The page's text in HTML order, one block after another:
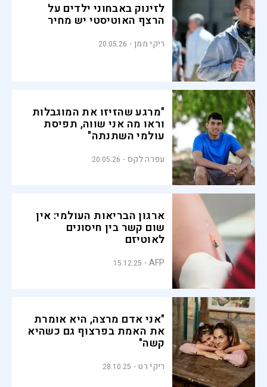
לזינוק באבחוני ילדים על
הרצף האוטיסטי יש מחיר
ריקי ממן 20.05.26
"מרגע שהזיזו את המוגבלות
וראו מה אני שווה, תפיסת
עולמי השתנתה"
עפרה לקס 20.05.26
ארגון הבריאות העולמי: אין
שום קשר בין חיסונים
לאוטיזם
AFP
15.12.25
"אני אדם מרצה, היא אומרת
את האמת בפרצוף גם כשהיא
קשה"
ריקי רט 28.10.25